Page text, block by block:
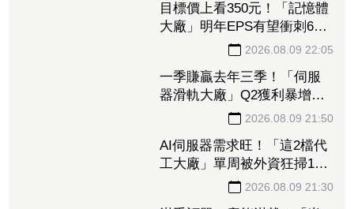
目標價上看350元！「記憶體
大廠」明年EPS有望衝刺6股
揚推升營收、獲利
一季賺贏去年三季！「伺服
器滑軌大廠」Q2獲利暴增
至228.8元
2026.08.09 21:50
AI伺服器需求旺！「這2檔代
工大廠」單周被外資狂掃14.5